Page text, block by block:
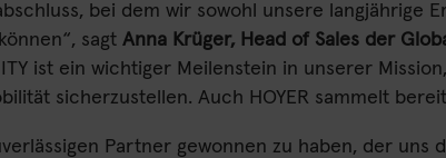
bei dem wir sowohl unsere langjährige
sagt Anna Krüger, Head of Sales der
ist ein wichtiger Meilenstein in unserer
sicherzustellen. Auch HOYER sammelt
Partner gewonnen zu haben, der